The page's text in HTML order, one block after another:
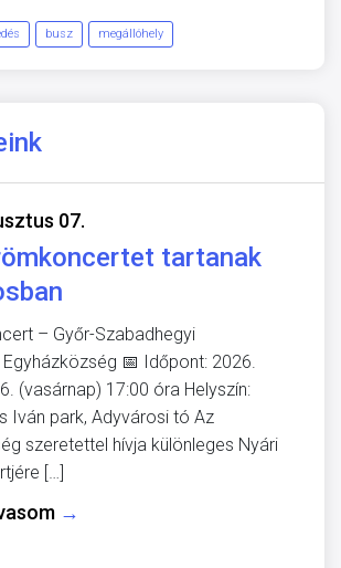
busz megállóhely
07.
tartanak
– Győr-Szabadhegyi
📅 Időpont: 2026.
(vasárnap) 17:00 óra Helyszín:
Iván park, Adyvárosi tó Az
szeretettel hívja különleges Nyári
[…]
→